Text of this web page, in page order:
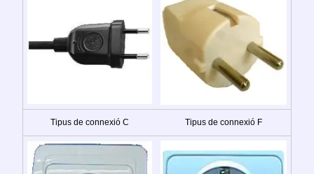
Tipus de connexió C Tipus de connexió F